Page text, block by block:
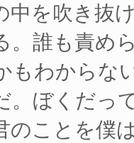
中を吹き抜
。誰も責め
もわからな
。ぼくだっ
のことを僕